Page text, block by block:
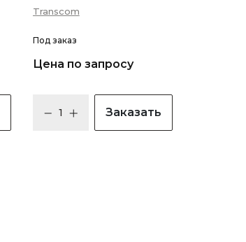
Transcom
Под заказ
Цена по запросу
Заказать